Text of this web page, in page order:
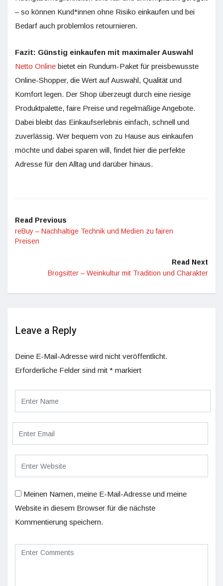
– so können Kund*innen ohne Risiko einkaufen und bei
Bedarf auch problemlos retournieren.
Fazit: Günstig einkaufen mit maximaler Auswahl
Netto Online bietet ein Rundum-Paket für preisbewusste
Online-Shopper, die Wert auf Auswahl, Qualität und
Komfort legen. Der Shop überzeugt durch eine riesige
Produktpalette, faire Preise und regelmäßige Angebote.
Dabei bleibt das Einkaufserlebnis einfach, schnell und
zuverlässig. Wer bequem von zu Hause aus einkaufen
möchte und dabei sparen will, findet hier die perfekte
Adresse für den Alltag und darüber hinaus.
Read Previous
reBuy – Nachhaltige Technik und Medien zu fairen
Preisen
Read Next
Brogsitter – Weinkultur mit Tradition und Charakter
Leave a Reply
Deine E-Mail-Adresse wird nicht veröffentlicht.
Erforderliche Felder sind mit * markiert
Meinen Namen, meine E-Mail-Adresse und meine
Website in diesem Browser für die nächste
Kommentierung speichern.